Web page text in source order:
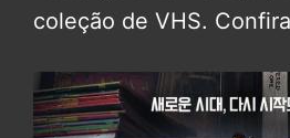
coleção de VHS.